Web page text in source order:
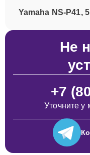
Yamaha NS-P41,
Не
+7
Уточните у